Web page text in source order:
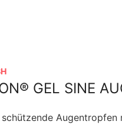
GEL SINE
Augentropfen